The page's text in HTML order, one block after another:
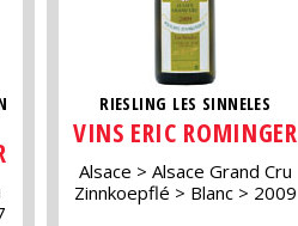
RIESLING LES SINNELES
VINS ERIC ROMINGER
Alsace
Alsace Grand Cru
Zinnkoepflé
Blanc 2009